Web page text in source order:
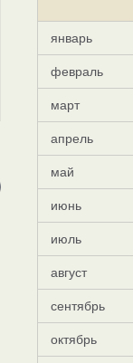
январь
февраль
март
апрель
май
июнь
июль
август
сентябрь
октябрь